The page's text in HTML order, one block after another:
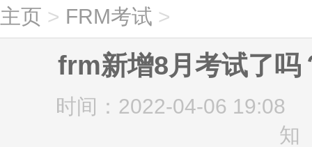
主页 > FRM考试 >
frm新增8月考试了吗
时间：2022-04-06 19:08
知